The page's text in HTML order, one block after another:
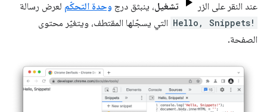
عند النقر على الزر تشغيل، ينبثق درج وحدة التحكّم لعرض رسالة
Hello, Snippets! التي يسجّلها المقتطف، ويتغيّر محتوى
الصفحة.